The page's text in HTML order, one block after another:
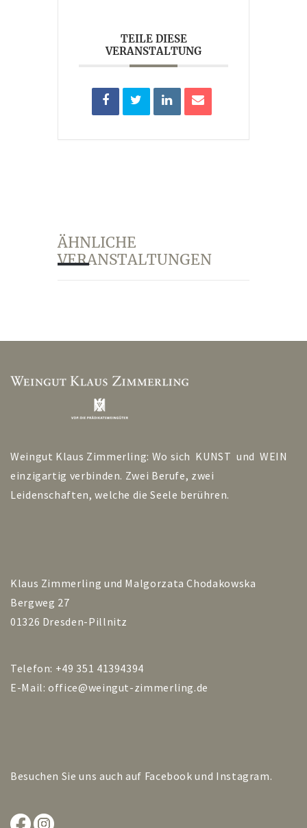
TEILE DIESE
VERANSTALTUNG
ÄHNLICHE
VERANSTALTUNGEN
Weingut Klaus Zimmerling: Wo sich KUNST und WEIN
einzigartig verbinden. Zwei Berufe, zwei
Leidenschaften, welche die Seele berühren.
Klaus Zimmerling und Malgorzata Chodakowska
Bergweg 27
01326 Dresden-Pillnitz
Telefon: +49 351 41394394
E-Mail:office@weingut-zimmerling.de
Besuchen Sie uns auch auf Facebook und Instagram.